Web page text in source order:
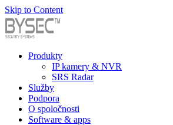
Skip to Content
Produkty
IP kamery & NVR
SRS Radar
Služby
Podpora
O spoločnosti
Software & apps